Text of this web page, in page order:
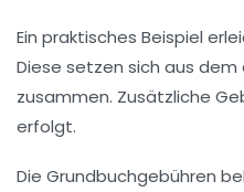
Ein praktisches Beispiel
Diese setzen sich aus
zusammen. Zusätzliche
erfolgt.
Die Grundbuchgebühren